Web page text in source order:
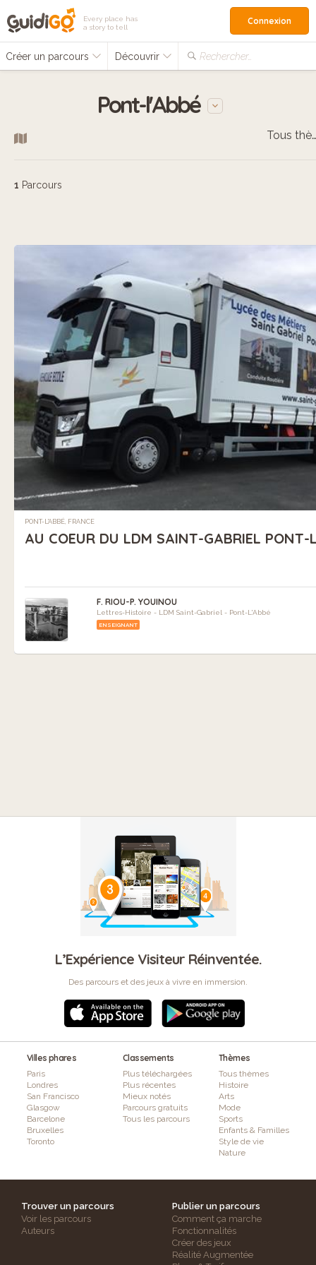
Every place has
a story to tell
Créer un parcours Découvrir Rechercher…
Connexion
Pont-l'Abbé
Tous thèmes
1 Parcours
PONT-L'ABBÉ, FRANCE
AU COEUR DU LDM SAINT-GABRIEL PONT-
F. RIOU-P. YOUINOU
Lettres-Histoire - LDM Saint-Gabriel - Pont-L'Abbé
ENSEIGNANT
L’Expérience Visiteur Réinventée.
Des parcours et des jeux à vivre en immersion.
Villes phares
Paris
Londres
San Francisco
Glasgow
Barcelone
Bruxelles
Toronto
Classements
Plus téléchargées
Plus récentes
Mieux notés
Parcours gratuits
Tous les parcours
Thèmes
Tous thèmes
Histoire
Arts
Mode
Sports
Enfants & Familles
Style de vie
Nature
Trouver un parcours
Voir les parcours
Auteurs
Publier un parcours
Comment ça marche
Fonctionnalités
Créer des jeux
Réalité Augmentée